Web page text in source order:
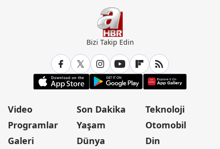
Bizi Takip Edin
Video
Programlar
Galeri
Son Dakika
Yaşam
Dünya
Teknoloji
Otomobil
Din